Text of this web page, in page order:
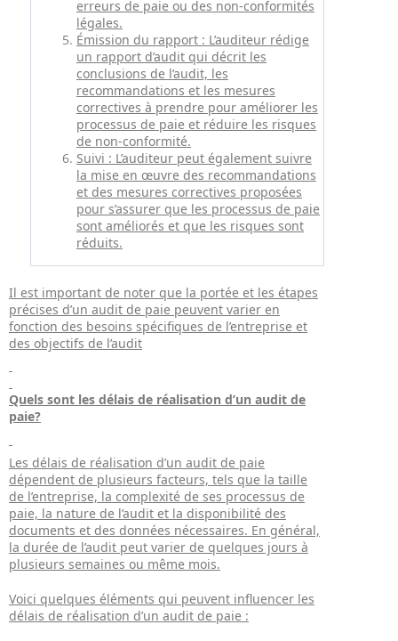
erreurs de paie ou des non-conformités
légales.
Émission du rapport : L’auditeur rédige
un rapport d’audit qui décrit les
conclusions de l’audit, les
recommandations et les mesures
correctives à prendre pour améliorer les
processus de paie et réduire les risques
de non-conformité.
Suivi : L’auditeur peut également suivre
la mise en œuvre des recommandations
et des mesures correctives proposées
pour s’assurer que les processus de paie
sont améliorés et que les risques sont
réduits.
Il est important de noter que la portée et les étapes
précises d’un audit de paie peuvent varier en
fonction des besoins spécifiques de l’entreprise et
des objectifs de l’audit
Quels sont les délais de réalisation d’un audit de
paie?
Les délais de réalisation d’un audit de paie
dépendent de plusieurs facteurs, tels que la taille
de l’entreprise, la complexité de ses processus de
paie, la nature de l’audit et la disponibilité des
documents et des données nécessaires. En général,
la durée de l’audit peut varier de quelques jours à
plusieurs semaines ou même mois.
Voici quelques éléments qui peuvent influencer les
délais de réalisation d’un audit de paie :